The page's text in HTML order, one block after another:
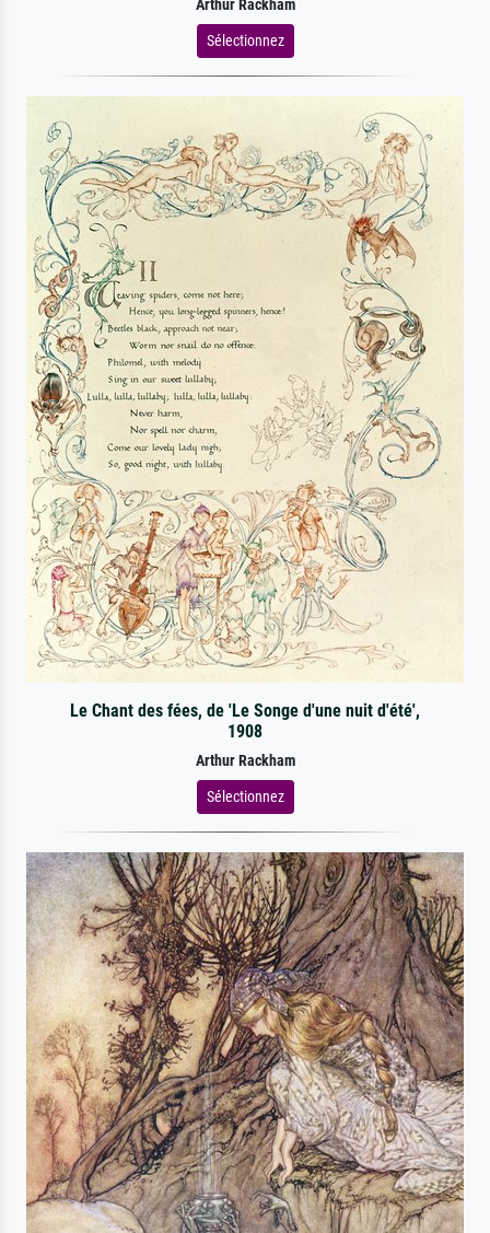
Arthur Rackham
Sélectionnez
Le Chant des fées, de 'Le Songe d'une nuit d'été',
1908
Arthur Rackham
Sélectionnez